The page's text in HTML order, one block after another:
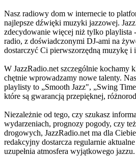
Nasz radiowy dom w internecie to
najlepsze dźwięki muzyki jazzowej.
zdecydowanie więcej niż tylko playlista
radio, z doświadczonymi DJ-ami na
dostarczyć Ci pierwszorzędną muzykę i
W JazzRadio.net szczególnie kochamy
chętnie wprowadzamy nowe talenty.
playlisty to „Smooth Jazz", „Swing
które są gwarancją przepięknej,
Niezależnie od tego, czy szukasz
wydarzeniach, prognozy pogody, czy
drogowych, JazzRadio.net ma dla
redakcyjny dostarcza regularnie
uzupełnia atmosfera wyjątkowego jazzu.